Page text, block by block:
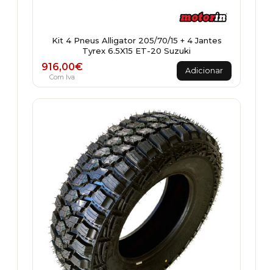
Kit 4 Pneus Alligator 205/70/15 + 4 Jantes
Tyrex 6.5X15 ET-20 Suzuki
916,00€
Com Iva
Adicionar